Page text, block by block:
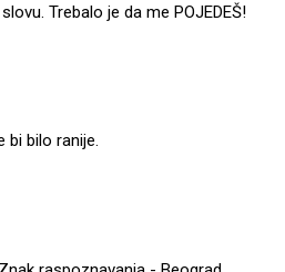
Trebalo je da me POJEDEŠ!
bi bilo ranije.